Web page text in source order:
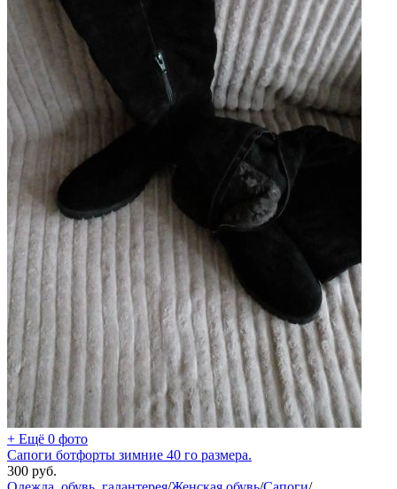
+ Ещё 0 фото
Сапоги ботфорты зимние 40 го размера.
300 руб.